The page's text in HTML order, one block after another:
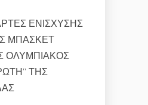
ΕΝΙΣΧΥΣΗΣ
ΜΠΑΣΚΕΤ
ΟΛΥΜΠΙΑΚΟΣ
ΤΗΣ